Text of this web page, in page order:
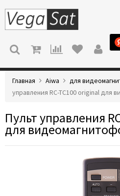
МЕНЮ
Главная Aiwa для
управления RC-TC100 original для
Пульт управления
для